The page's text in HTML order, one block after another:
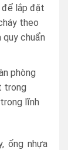
để lắp đặt
theo
chuẩn
phòng
trong
lĩnh
ống nhựa